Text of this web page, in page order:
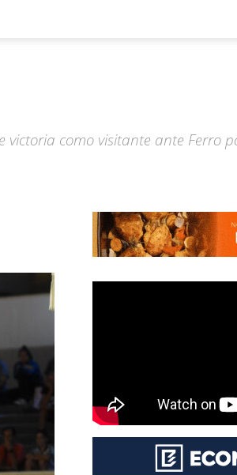
como visitante ante Ferro